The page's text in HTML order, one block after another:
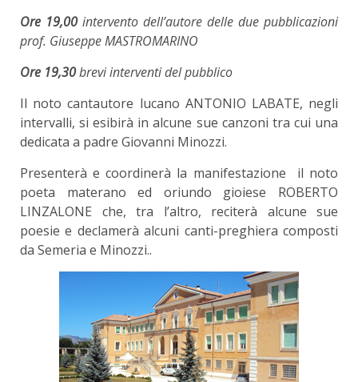
Ore 19,00intervento dell’autore delle due pubblicazioni
prof. Giuseppe MASTROMARINO
Ore 19,30brevi interventi del pubblico
Il noto cantautore lucano ANTONIO LABATE, negli
intervalli, si esibirà in alcune sue canzoni tra cui una
dedicata a padre Giovanni Minozzi.
Presenterà e coordinerà la manifestazione il noto
poeta materano ed oriundo gioiese ROBERTO
LINZALONE che, tra l’altro, reciterà alcune sue
poesie e declamerà alcuni canti-preghiera composti
da Semeria e Minozzi..